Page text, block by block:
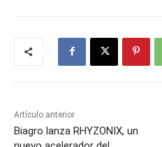
Artículo anterior
Biagro lanza RHYZONIX, un